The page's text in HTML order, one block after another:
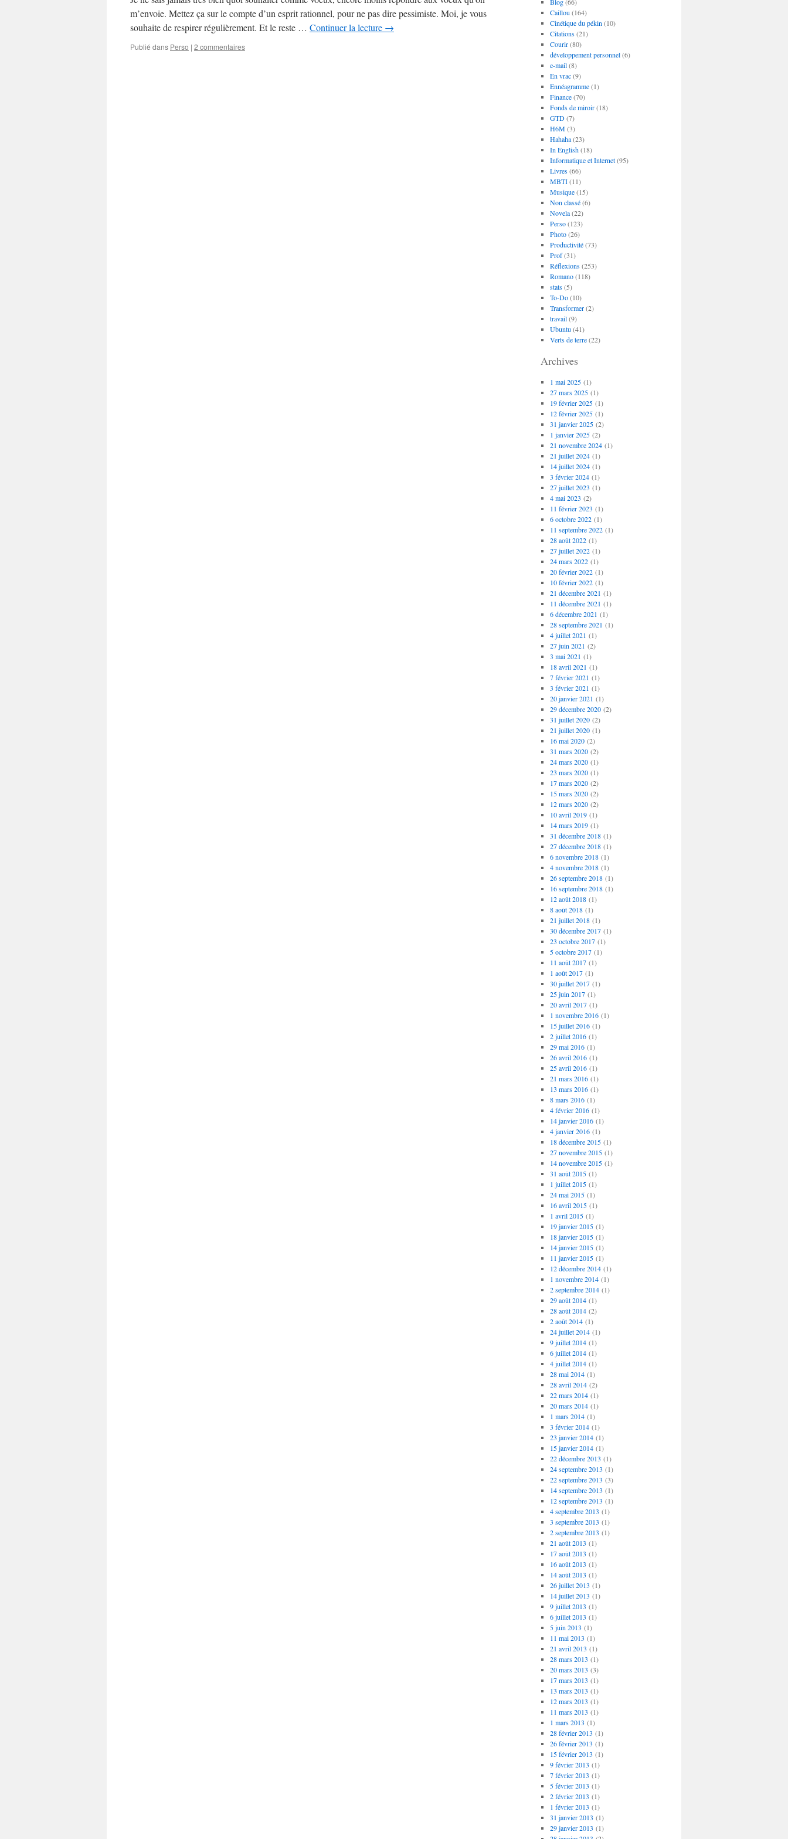
m’envoie. Mettez ça sur le compte d’un esprit rationnel, pour ne pas dire pessimiste. Moi, je vous
souhaite de respirer régulièrement. Et le reste … Continuer la lecture →
Publié dans Perso | 2 commentaires
Caillou (164)
Cinétique du pékin (10)
Citations(21)
Courir(80)
développement personnel(6)
e-mail(8)
En vrac(9)
Ennéagramme(1)
Finance(70)
Fonds de miroir(18)
GTD(7)
H6M(3)
Hahaha(23)
In English(18)
Informatique et Internet(95)
Livres(66)
MBTI(11)
Musique(15)
Non classé(6)
Novela(22)
Perso(123)
Photo(26)
Productivité(73)
Prof(31)
Réflexions(253)
Romano(118)
stats(5)
To-Do(10)
Transformer(2)
travail(9)
Ubuntu (41)
Verts de terre(22)
Archives
1 mai 2025(1)
27 mars 2025(1)
19 février 2025(1)
12 février 2025(1)
31 janvier 2025(2)
1 janvier 2025(2)
21 novembre 2024(1)
21 juillet 2024(1)
14 juillet 2024(1)
3 février 2024(1)
27 juillet 2023 (1)
4 mai 2023 (2)
11 février 2023 (1)
6 octobre 2022(1)
11 septembre 2022(1)
28 août 2022(1)
27 juillet 2022(1)
24 mars 2022(1)
20 février 2022(1)
10 février 2022(1)
21 décembre 2021 (1)
11 décembre 2021 (1)
6 décembre 2021 (1)
28 septembre 2021 (1)
4 juillet 2021 (1)
27 juin 2021 (2)
3 mai 2021 (1)
18 avril 2021 (1)
7 février 2021 (1)
3 février 2021 (1)
20 janvier 2021 (1)
29 décembre 2020(2)
31 juillet 2020(2)
21 juillet 2020(1)
16 mai 2020(2)
31 mars 2020(2)
24 mars 2020(1)
23 mars 2020(1)
17 mars 2020(2)
15 mars 2020(2)
12 mars 2020(2)
10 avril 2019(1)
14 mars 2019(1)
31 décembre 2018(1)
27 décembre 2018(1)
6 novembre 2018(1)
4 novembre 2018(1)
26 septembre 2018(1)
16 septembre 2018(1)
12 août 2018(1)
8 août 2018(1)
21 juillet 2018(1)
30 décembre 2017(1)
23 octobre 2017(1)
5 octobre 2017(1)
11 août 2017(1)
1 août 2017(1)
30 juillet 2017(1)
25 juin 2017(1)
20 avril 2017(1)
1 novembre 2016(1)
15 juillet 2016(1)
2 juillet 2016(1)
29 mai 2016(1)
26 avril 2016(1)
25 avril 2016(1)
21 mars 2016(1)
13 mars 2016(1)
8 mars 2016(1)
4 février 2016(1)
14 janvier 2016(1)
4 janvier 2016(1)
18 décembre 2015(1)
27 novembre 2015(1)
14 novembre 2015(1)
31 août 2015(1)
1 juillet 2015(1)
24 mai 2015(1)
16 avril 2015(1)
1 avril 2015(1)
19 janvier 2015(1)
18 janvier 2015(1)
14 janvier 2015(1)
11 janvier 2015(1)
12 décembre 2014(1)
1 novembre 2014(1)
2 septembre 2014(1)
29 août 2014(1)
28 août 2014(2)
2 août 2014(1)
24 juillet 2014(1)
9 juillet 2014(1)
6 juillet 2014(1)
4 juillet 2014(1)
28 mai 2014(1)
28 avril 2014(2)
22 mars 2014(1)
20 mars 2014(1)
1 mars 2014(1)
3 février 2014(1)
23 janvier 2014(1)
15 janvier 2014(1)
22 décembre 2013 (1)
24 septembre 2013 (1)
22 septembre 2013 (3)
14 septembre 2013 (1)
12 septembre 2013 (1)
4 septembre 2013 (1)
3 septembre 2013 (1)
2 septembre 2013 (1)
21 août 2013 (1)
17 août 2013 (1)
16 août 2013 (1)
14 août 2013 (1)
26 juillet 2013 (1)
14 juillet 2013 (1)
9 juillet 2013 (1)
6 juillet 2013 (1)
5 juin 2013 (1)
11 mai 2013 (1)
21 avril 2013 (1)
28 mars 2013 (1)
20 mars 2013 (3)
17 mars 2013 (1)
13 mars 2013 (1)
12 mars 2013 (1)
11 mars 2013 (1)
1 mars 2013 (1)
28 février 2013 (1)
26 février 2013 (1)
15 février 2013 (1)
9 février 2013 (1)
7 février 2013 (1)
5 février 2013 (1)
2 février 2013 (1)
1 février 2013 (1)
31 janvier 2013 (1)
29 janvier 2013 (1)